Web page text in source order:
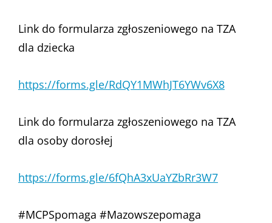
Link do formularza zgłoszeniowego na TZA
dla dziecka
https://forms.gle/RdQY1MWhJT6YWv6X8
Link do formularza zgłoszeniowego na TZA
dla osoby dorosłej
https://forms.gle/6fQhA3xUaYZbRr3W7
#MCPSpomaga #Mazowszepomaga